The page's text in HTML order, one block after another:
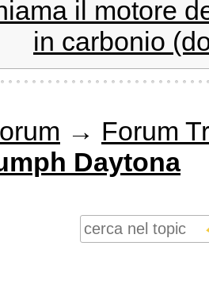
il motore
in carbonio
→ Forum
Daytona